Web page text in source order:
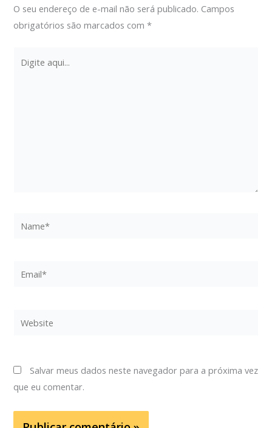
O seu endereço de e-mail não será publicado. Campos
obrigatórios são marcados com*
aqui...
Salvar meus dados neste navegador para a próxima vez
que eu comentar.